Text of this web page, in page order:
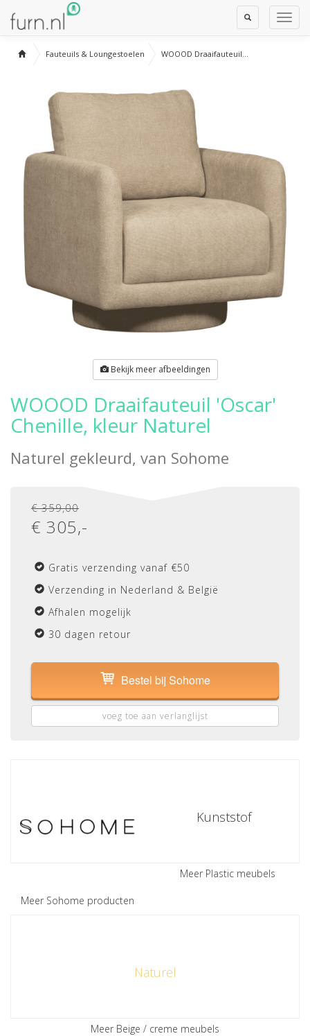
Toggle
Search
Fauteuils & Loungestoelen WOOOD Draaifauteuil...
Bekijk meer afbeeldingen
WOOOD Draaifauteuil 'Oscar'
Chenille, kleur Naturel
Naturel gekleurd, van Sohome
€ 359,00
€ 305,-
Gratis verzending vanaf €50
Verzending in Nederland & België
Afhalen mogelijk
30 dagen retour
Bestel bij Sohome
voeg toe aan verlanglijst
Meer Sohome producten
Kunststof
Meer Plastic meubels
Naturel
Meer Beige / creme meubels